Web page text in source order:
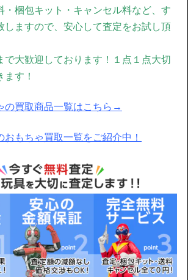
・梱包キット・キャンセル料など、す
しますので、安心して査定をお試し頂
で大歓迎しております！１点１点大切
す！
の買取商品一覧はこちら→
おもちゃ買取一覧をご紹介中！